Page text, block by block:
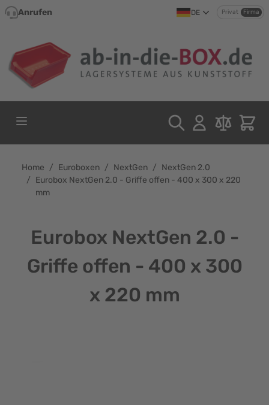
Direkt zum Inhalt
Anrufen DE Privat Firma
Home / Euroboxen / NextGen / NextGen 2.0
/ Eurobox NextGen 2.0 - Griffe offen - 400 x 300 x 220
mm
Eurobox NextGen 2.0 -
Griffe offen - 400 x 300
x 220 mm